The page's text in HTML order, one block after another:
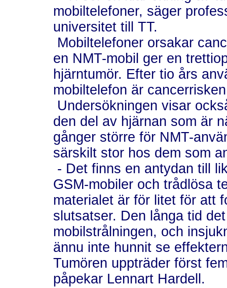
mobiltelefoner, säger
universitet till TT.
Mobiltelefoner orsakar
en NMT-mobil ger en
hjärntumör. Efter tio års
mobiltelefon är
Undersökningen visar
den del av hjärnan som är
gånger större för NMT-
särskilt stor hos dem som
- Det finns en antydan till
GSM-mobiler och trådlösa
materialet är för litet för att
slutsatser. Den långa tid
mobilstrålningen, och
ännu inte hunnit se
Tumören uppträder först
påpekar Lennart Hardell.